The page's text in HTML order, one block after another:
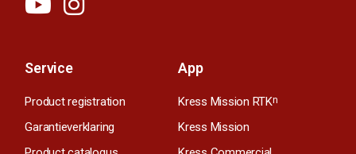
Service
Product registration
Garantieverklaring
App
Kress Mission RTKn
Kress Mission